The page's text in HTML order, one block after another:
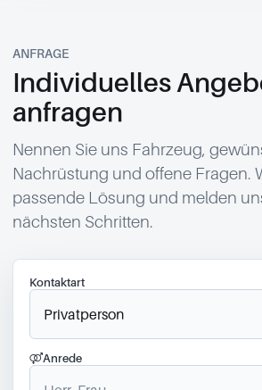
ANFRAGE
Individuelles
anfragen
Nennen Sie uns Fahrzeug,
Nachrüstung und offene Fragen.
passende Lösung und melden
nächsten Schritten.
Kontaktart
Anrede